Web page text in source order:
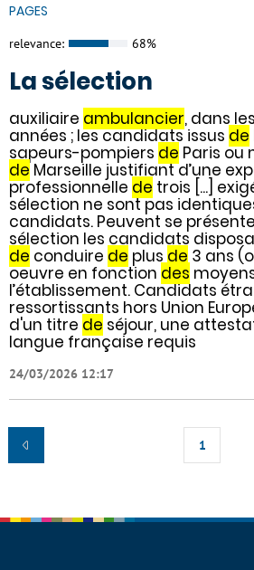
PAGES
relevance: 68%
La sélection
auxiliaire ambulancier, dans
années ; les candidats issus de
sapeurs-pompiers de Paris ou
deMarseille justifiant d’une
professionnelle de trois [...]
sélection ne sont pas
candidats. Peuvent se
sélection les candidats
de conduire de plus de 3 ans
oeuvre en fonction des
l’établissement. Candidats
ressortissants hors Union
d'un titre de séjour, une
langue française requis
24/03/2026 12:17
1